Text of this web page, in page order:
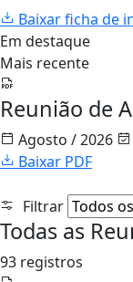
Baixar ficha de
Em destaque
Mais recente
Reunião de
Agosto / 2026
Baixar PDF
Filtrar
Todas as
93 registros